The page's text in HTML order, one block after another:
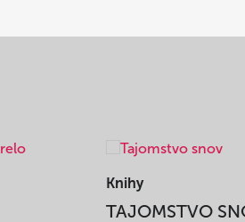
365 DNÍ SO SVEDKAMI